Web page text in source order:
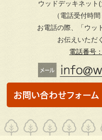
ウッドデッキネット
（電話受付時
お電話の際、「ウッ
お伝えいただ
電話番号